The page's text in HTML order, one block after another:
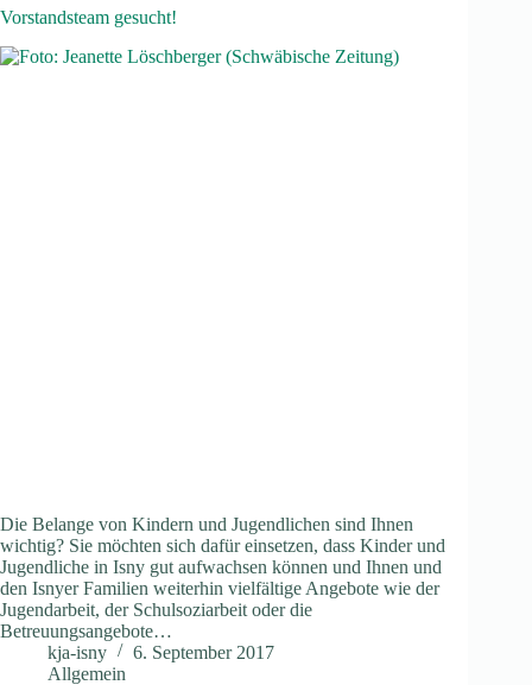
Vorstandsteam gesucht!
Die Belange von Kindern und Jugendlichen sind Ihnen
wichtig? Sie möchten sich dafür einsetzen, dass Kinder und
Jugendliche in Isny gut aufwachsen können und Ihnen und
den Isnyer Familien weiterhin vielfältige Angebote wie der
Jugendarbeit, der Schulsoziarbeit oder die
Betreuungsangebote…
kja-isny
6. September 2017
Allgemein